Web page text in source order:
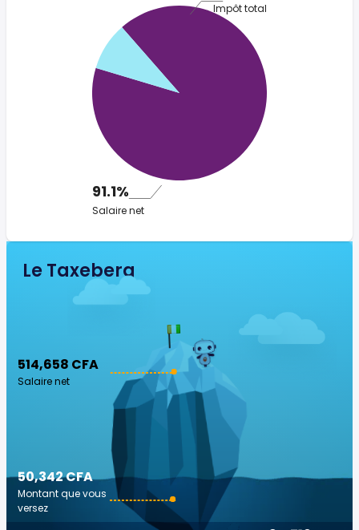
Impôt total
91.1%
Salaire net
Le Taxeberg
514,658 CFA
Salaire net
50,342 CFA
Montant que vous
versez